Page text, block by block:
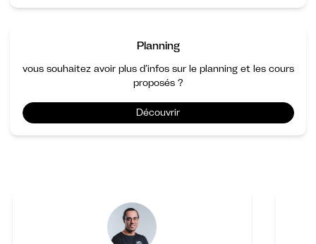
Planning
vous souhaitez avoir plus d’infos sur le planning et les cours
proposés ?
Découvrir